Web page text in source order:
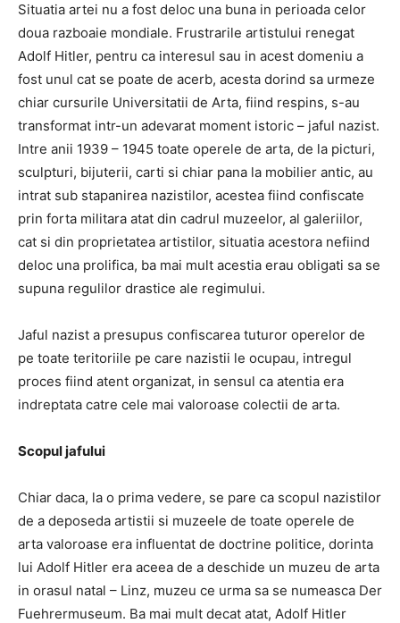
Situatia artei nu a fost deloc una buna in perioada celor
doua razboaie mondiale. Frustrarile artistului renegat
Adolf Hitler, pentru ca interesul sau in acest domeniu a
fost unul cat se poate de acerb, acesta dorind sa urmeze
chiar cursurile Universitatii de Arta, fiind respins, s-au
transformat intr-un adevarat moment istoric – jaful nazist.
Intre anii 1939 – 1945 toate operele de arta, de la picturi,
sculpturi, bijuterii, carti si chiar pana la mobilier antic, au
intrat sub stapanirea nazistilor, acestea fiind confiscate
prin forta militara atat din cadrul muzeelor, al galeriilor,
cat si din proprietatea artistilor, situatia acestora nefiind
deloc una prolifica, ba mai mult acestia erau obligati sa se
supuna regulilor drastice ale regimului.
Jaful nazist a presupus confiscarea tuturor operelor de
pe toate teritoriile pe care nazistii le ocupau, intregul
proces fiind atent organizat, in sensul ca atentia era
indreptata catre cele mai valoroase colectii de arta.
Scopul jafului
Chiar daca, la o prima vedere, se pare ca scopul nazistilor
de a deposeda artistii si muzeele de toate operele de
arta valoroase era influentat de doctrine politice, dorinta
lui Adolf Hitler era aceea de a deschide un muzeu de arta
in orasul natal – Linz, muzeu ce urma sa se numeasca Der
Fuehrermuseum. Ba mai mult decat atat, Adolf Hitler